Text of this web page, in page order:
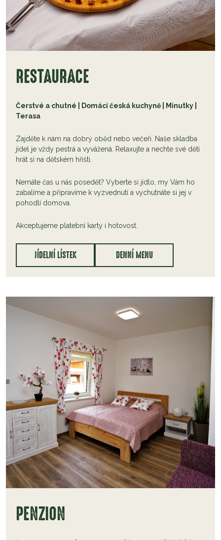
RESTAURACE
Čerstvé a chutné | Domácí česká kuchyně | Minutky |
Terasa
Zajděte k nám na dobrý oběd nebo večeři. Naše skladba
jídel je vždy pestrá a vyvážená. Relaxujte a nechte své děti
hrát si na dětském hřišti.
Nemáte čas u nás posedět? Vyberte si jídlo, my Vám ho
zabalíme a připravíme k vyzvednutí a vychutnáte si jej v
pohodlí domova.
Akceptujeme platební karty i hotovost.
JÍDELNÍ LÍSTEK DENNÍ MENU
PENZION